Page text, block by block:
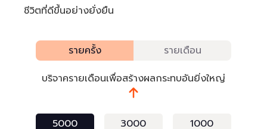
ชีวิตที่ดีขึ้นอย่างยั่งยืน
รายครั้ง
รายเดือน
บริจาครายเดือนเพื่อสร้างผลกระทบอันยิ่งใหญ่
5000 3000 1000